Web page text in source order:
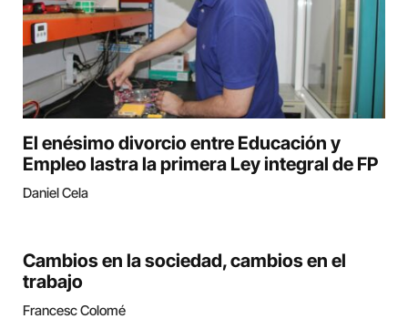
El enésimo divorcio entre Educación y
Empleo lastra la primera Ley integral de FP
Daniel Cela
Cambios en la sociedad, cambios en el
trabajo
Francesc Colomé